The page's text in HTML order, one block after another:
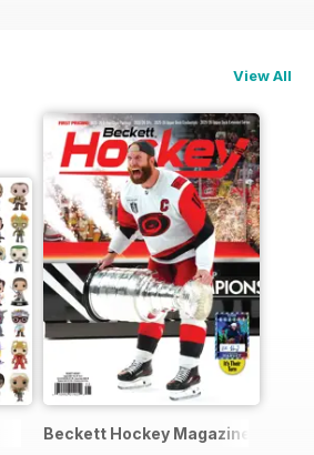
View All
Beckett Hockey Magazine